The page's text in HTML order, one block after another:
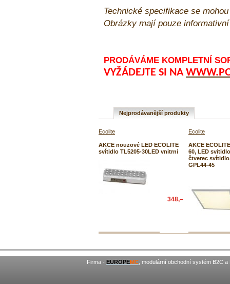
Technické specifikace se
Obrázky mají pouze
PRODÁVÁME KOMPLETNÍ
VYŽÁDEJTE SI NA
Nejprodávanější produkty
Ecolite
AKCE nouzové LED ECOLITE
svítidlo TL5205-30LED vnitrni
348,–
Ecolite
AKCE
60, LED
čtverec
GPL44-45
Firma - EUROPEMC , modulární obchodní systém B2C